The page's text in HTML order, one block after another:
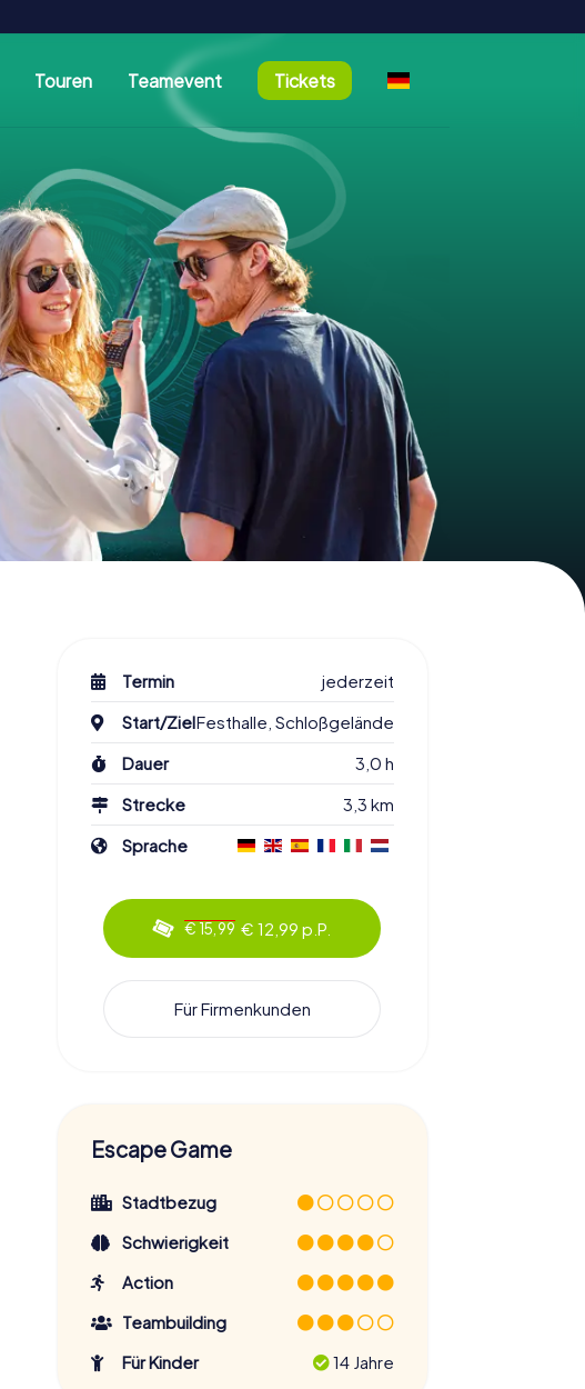
Touren Teamevent Tickets
Termin
jederzeit
Start/ZielFesthalle, Schloßgelände
Dauer
3,0 h
Strecke
3,3 km
Sprache
€ 15,99 € 12,99 p.P.
Für Firmenkunden
Escape Game
Stadtbezug
Schwierigkeit
Action
Teambuilding
Für Kinder
14 Jahre